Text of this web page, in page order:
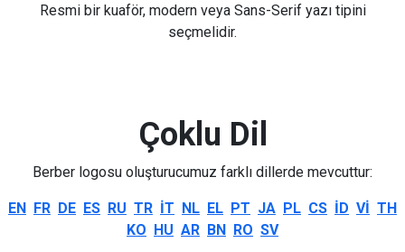
Resmi bir kuaför, modern veya Sans-Serif yazı tipini
seçmelidir.
Çoklu Dil
Berber logosu oluşturucumuz farklı dillerde mevcuttur:
EN FR DE ES RU TR IT NL EL PT JA PL CS ID VI TH
KO HU AR BN RO SV